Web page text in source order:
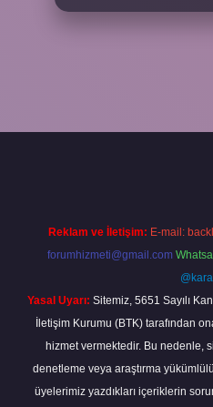
Reklam ve İletişim: E-mail:
forumhizmeti@gmail.com
Yasal Uyarı: Sitemiz, 5651 Sayılı
İletişim Kurumu (BTK) tarafından
hizmet vermektedir. Bu nedenle,
denetleme veya araştırma
üyelerimiz yazdıkları içeriklerin